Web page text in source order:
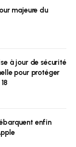
majeure du
à jour de sécurité
pour protéger
enfin